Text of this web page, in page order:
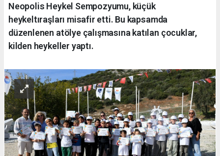
Neopolis Heykel Sempozyumu, küçük
heykeltıraşları misafir etti. Bu kapsamda
düzenlenen atölye çalışmasına katılan çocuklar,
kilden heykeller yaptı.